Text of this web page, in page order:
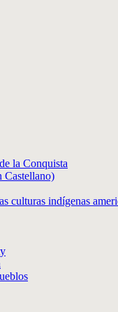
la Conquista
Castellano)
culturas indígenas